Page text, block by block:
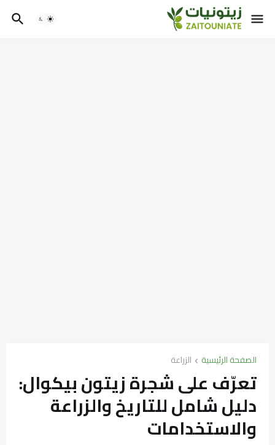
الصفحة الرئيسية الزراعة
تعرّف على شجرة زيتون بيكوال:
دليل شامل للتاريخ والزراعة
والاستخدامات